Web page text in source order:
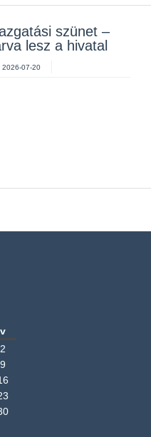
szünet –
lesz a hivatal
2026-07-20
fórum az
téri fákról
2026-07-10
v
2
9